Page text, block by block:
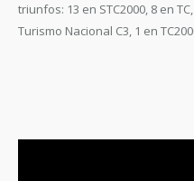
triunfos: 13 en STC2000, 8 en
Turismo Nacional C3, 1 en